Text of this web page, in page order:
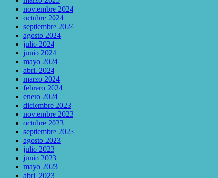
noviembre 2024
octubre 2024
septiembre 2024
agosto 2024
julio 2024
junio 2024
mayo 2024
abril 2024
marzo 2024
febrero 2024
enero 2024
diciembre 2023
noviembre 2023
octubre 2023
septiembre 2023
agosto 2023
julio 2023
junio 2023
mayo 2023
abril 2023